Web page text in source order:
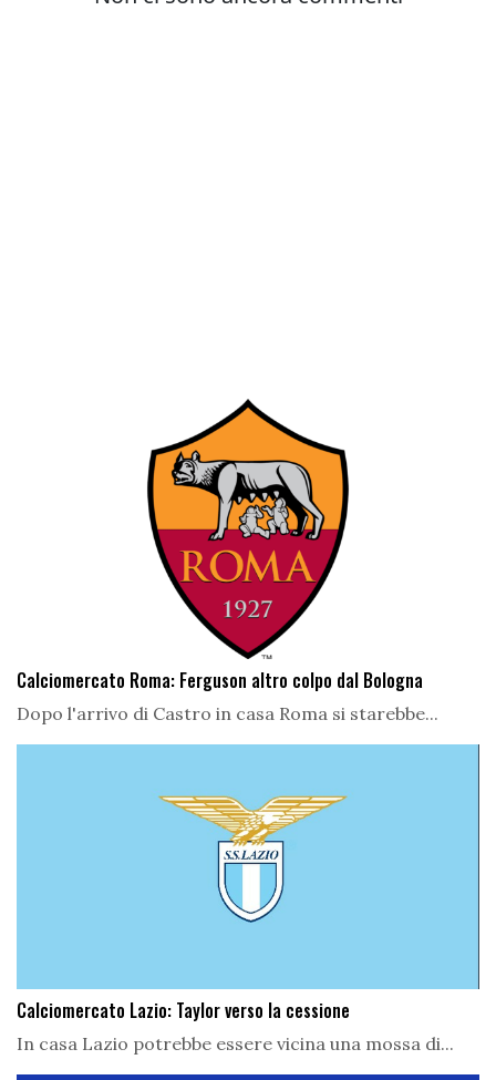
Calciomercato Roma: Ferguson altro colpo dal Bologna
Dopo l'arrivo di Castro in casa Roma si starebbe...
Calciomercato Lazio: Taylor verso la cessione
In casa Lazio potrebbe essere vicina una mossa di...